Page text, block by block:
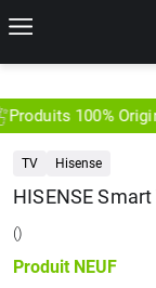
100%
TV Hisense
HISENSE
()
Produit NEUF